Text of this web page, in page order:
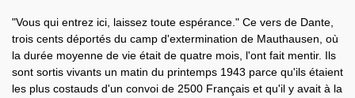
"Vous qui entrez ici, laissez toute espérance." Ce vers de Dante,
trois cents déportés du camp d'extermination de Mauthausen, où
la durée moyenne de vie était de quatre mois, l'ont fait mentir. Ils
sont sortis vivants un matin du printemps 1943 parce qu'ils étaient
les plus costauds d'un convoi de 2500 Français et qu'il y avait à la